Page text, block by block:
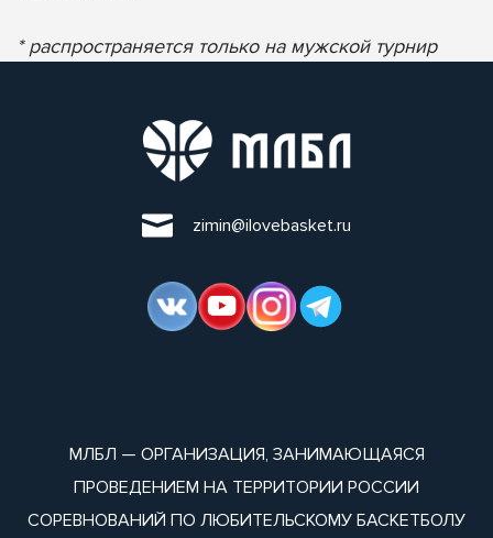
* распространяется только на мужской турнир
zimin@ilovebasket.ru
МЛБЛ — ОРГАНИЗАЦИЯ, ЗАНИМАЮЩАЯСЯ
ПРОВЕДЕНИЕМ НА ТЕРРИТОРИИ РОССИИ
СОРЕВНОВАНИЙ ПО ЛЮБИТЕЛЬСКОМУ БАСКЕТБОЛУ